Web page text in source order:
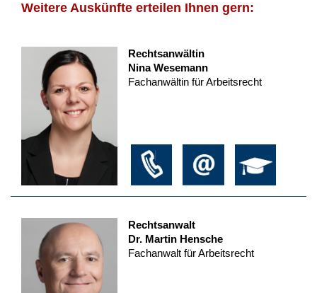
Weitere Auskünfte erteilen Ihnen gern:
Rechtsanwältin
Nina Wesemann
Fachanwältin für Arbeitsrecht
Rechtsanwalt
Dr. Martin Hensche
Fachanwalt für Arbeitsrecht